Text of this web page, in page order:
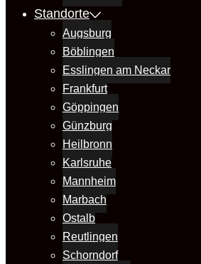
Standorte
Augsburg
Böblingen
Esslingen am Neckar
Frankfurt
Göppingen
Günzburg
Heilbronn
Karlsruhe
Mannheim
Marbach
Ostalb
Reutlingen
Schorndorf